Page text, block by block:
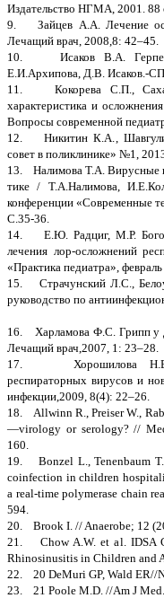
Издательство НГМА, 2001. 88
9. Зайцев А.А. Лечение
Лечащий врач, 2008,8: 42–45.
10. Исаков В.А.
Е.И.Архипова, Д.В. Исаков.-
11. Кокорева С.П.,
характеристика и
Вопросы современной
12. Никитин К.А.,
совет в поликлинике» №1,
13. Налимова Т.А. Вирусные
тике / Т.А.Налимова,
конференции «Современные
С.35-36.
14. Е.Ю. Радциг, М.Р.
лечения лор-осложнений
«Практика педиатра»,
15. Страчунский Л.С.,
руководство по
16. Харламова Ф.С. Грипп у
Лечащий врач,2007, 1: 23–28.
17. Хорошилова Н.В.
респираторных вирусов и
инфекции,2009, 8(4): 22–26.
18. Allwinn R., Preiser W.,
—virology or serology? //
160.
19. Bonzel L., Tenenbaum
coinfection in children
a real-time polymerase chain
594.
20. Brook I. // Anaerobe; 12
21. Сhow A.W. et al. IDSA
Rhinosinusitis in Children and
22. 20 DeMuri GP, Wald ER//
23. 21 Poole M.D. //Am J